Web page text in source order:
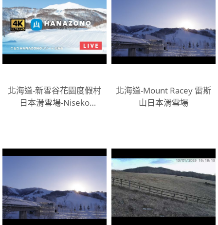
北海道-新雪谷花園度假村
日本滑雪場-Niseko
北海道-Mount Racey 雷斯
山日本滑雪場